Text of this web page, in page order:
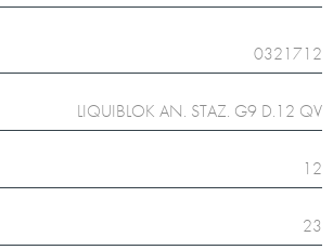
0321712
LIQUIBLOK AN. STAZ. G9 D.12 QV
12
23